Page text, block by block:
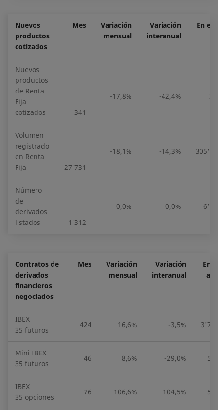
Nuevos
productos
cotizados
Mes
Variación
mensual
Variación
interanual
En el
Nuevos
productos
de Renta
Fija
cotizados
341
-17,8% -42,4%
Volumen
registrado
en Renta
Fija
27'731
-18,1% -14,3%
Número
de
derivados
listados
1'312
0,0% 0,0%
Contratos de
derivados
financieros
negociados
Mes
Variación
mensual
Variación
interanual
En
IBEX
35 futuros
424 16,6% -3,5%
Mini IBEX
35 futuros
46 8,6% -29,0%
IBEX
35 opciones
76 106,6% 104,5%